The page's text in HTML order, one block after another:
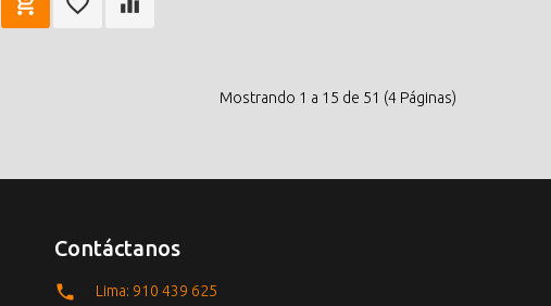
Mostrando 1 a 15 de 51 (4 Páginas)
Contáctanos
Lima: 910 439 625